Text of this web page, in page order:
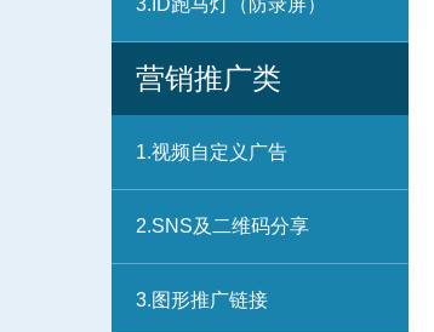
3.ID跑马灯（防录屏）
营销推广类
1.视频自定义广告
2.SNS及二维码分享
3.图形推广链接